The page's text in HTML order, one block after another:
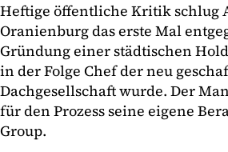
Heftige öffentliche Kritik schlug
Oranienburg das erste Mal
Gründung einer städtischen
in der Folge Chef der neu
Dachgesellschaft wurde. Der
für den Prozess seine eigene
Group.